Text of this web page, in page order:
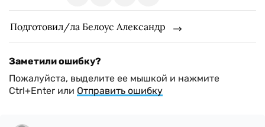
Подготовил/ла Белоус Александр
Заметили ошибку?
Пожалуйста, выделите ее мышкой и нажмите
Ctrl+Enter или Отправить ошибку